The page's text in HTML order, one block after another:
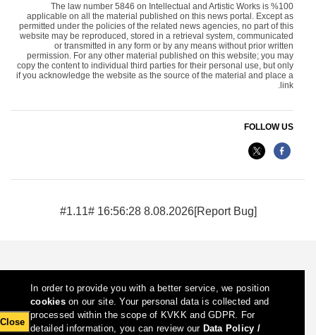
The law number 5846 on Intellectual and Artistic Works is %100
applicable on all the material published on this news portal. Except as
permitted under the policies of the related news agencies, no part of this
website may be reproduced, stored in a retrieval system, communicated
or transmitted in any form or by any means without prior written
permission. For any other material published on this website; you may
copy the content to individual third parties for their personal use, but only
if you acknowledge the website as the source of the material and place a
link.
FOLLOW US
8.08.2026 16:56:28 #1.11#
In order to provide you with a better service, we position
cookieson our site. Your personal data is collected and
processed within the scope of KVKK and GDPR. For
detailed information, you can review ourData Policy /
Close